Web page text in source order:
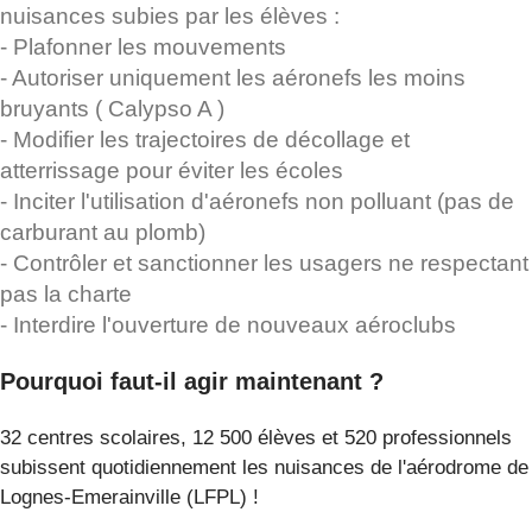
nuisances subies par les élèves :
- Plafonner les mouvements
- Autoriser uniquement les aéronefs les moins
bruyants ( Calypso A )
- Modifier les trajectoires de décollage et
atterrissage pour éviter les écoles
- Inciter l'utilisation d'aéronefs non polluant (pas de
carburant au plomb)
- Contrôler et sanctionner les usagers ne respectant
pas la charte
- Interdire l'ouverture de nouveaux aéroclubs
Pourquoi faut-il agir maintenant ?
32 centres scolaires, 12 500 élèves et 520 professionnels
subissent quotidiennement les nuisances de l'aérodrome de
Lognes-Emerainville (LFPL) !